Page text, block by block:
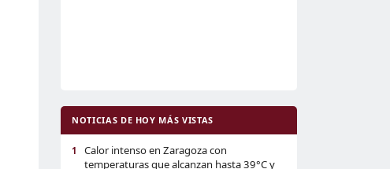
NOTICIAS DE HOY MÁS VISTAS
1
Calor intenso en Zaragoza con
temperaturas que alcanzan hasta 39°C y